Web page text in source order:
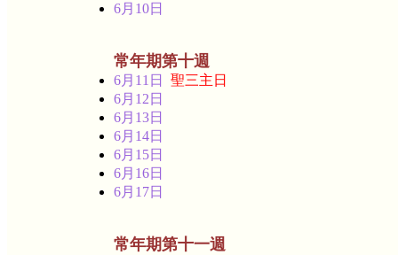
6月10日
常年期第十週
6月11日
聖三主日
6月12日
6月13日
6月14日
6月15日
6月16日
6月17日
常年期第十一週